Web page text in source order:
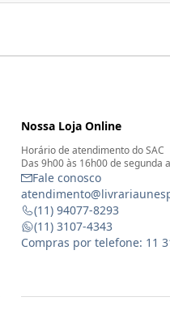
Nossa Loja Online
Horário de atendimento do SAC
Das 9h00 às 16h00 de segunda
Fale conosco
(11) 94077-8293
(11) 3107-4343
Compras por telefone: 11